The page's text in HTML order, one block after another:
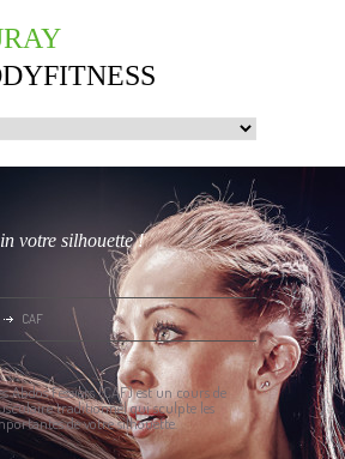
votre silhouette !
CAF
Abdos Fessiers (CAF) est un cours de
traditionnel qui sculpte les
de votre silhouette.